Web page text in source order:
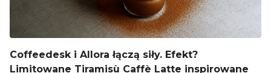
Coffeedesk i Allora łączą siły. Efekt?
Limitowane Tiramisù Caffè Latte inspirowane